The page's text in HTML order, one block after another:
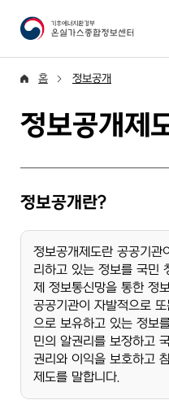
홈 정보공개
정보공개제
정보공개란?
정보공개제도란 공공기
리하고 있는 정보를 국민
제 정보통신망을 통한 정
공공기관이 자발적으로
으로 보유하고 있는 정보
민의 알권리를 보장하고
권리와 이익을 보호하고
제도를 말합니다.